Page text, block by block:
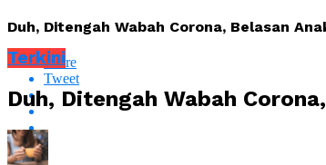
Duh, Ditengah Wabah Corona, Belasan
Share
Tweet
Terkini
Duh, Ditengah Wabah